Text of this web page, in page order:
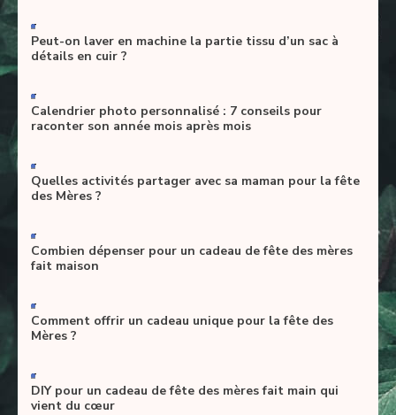
-
Peut-on laver en machine la partie tissu d’un sac à
détails en cuir ?
-
Calendrier photo personnalisé : 7 conseils pour
raconter son année mois après mois
-
Quelles activités partager avec sa maman pour la fête
des Mères ?
-
Combien dépenser pour un cadeau de fête des mères
fait maison
-
Comment offrir un cadeau unique pour la fête des
Mères ?
-
DIY pour un cadeau de fête des mères fait main qui
vient du cœur